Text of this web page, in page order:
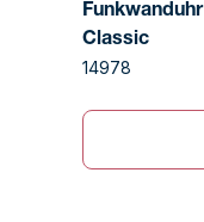
Funkwanduhr
Classic
14978